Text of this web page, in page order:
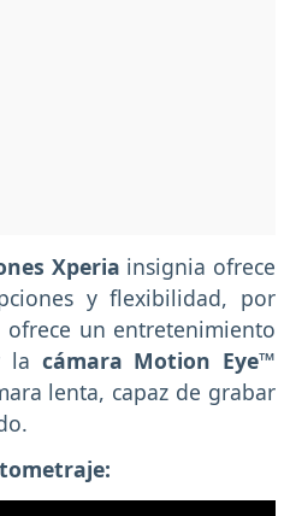
Xperia insignia ofrece
y flexibilidad, por
ofrece un entretenimiento
la cámara Motion Eye™
lenta, capaz de grabar